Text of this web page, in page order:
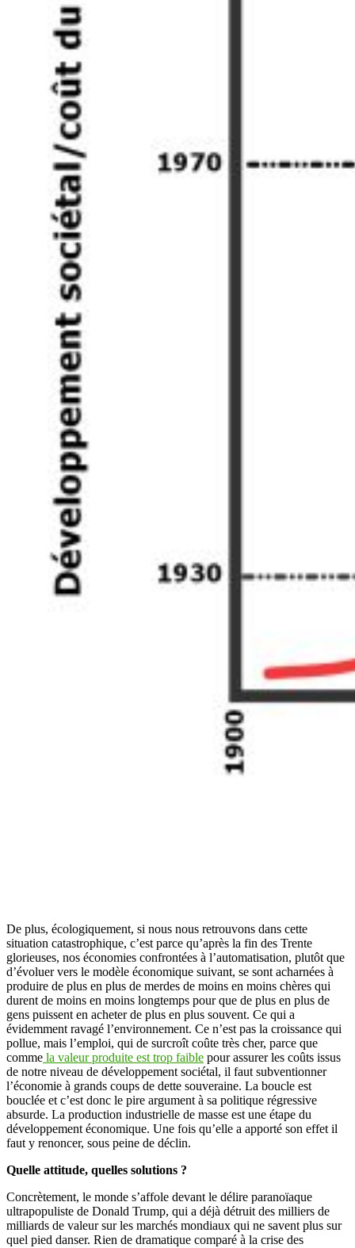
De plus, écologiquement, si nous nous retrouvons dans cette
situation catastrophique, c’est parce qu’après la fin des Trente
glorieuses, nos économies confrontées à l’automatisation, plutôt que
d’évoluer vers le modèle économique suivant, se sont acharnées à
produire de plus en plus de merdes de moins en moins chères qui
durent de moins en moins longtemps pour que de plus en plus de
gens puissent en acheter de plus en plus souvent. Ce qui a
évidemment ravagé l’environnement. Ce n’est pas la croissance qui
pollue, mais l’emploi, qui de surcroît coûte très cher, parce que
comme la valeur produite est trop faible pour assurer les coûts issus
de notre niveau de développement sociétal, il faut subventionner
l’économie à grands coups de dette souveraine. La boucle est
bouclée et c’est donc le pire argument à sa politique régressive
absurde. La production industrielle de masse est une étape du
développement économique. Une fois qu’elle a apporté son effet il
faut y renoncer, sous peine de déclin.
Quelle attitude, quelles solutions ?
Concrètement, le monde s’affole devant le délire paranoïaque
ultrapopuliste de Donald Trump, qui a déjà détruit des milliers de
milliards de valeur sur les marchés mondiaux qui ne savent plus sur
quel pied danser. Rien de dramatique comparé à la crise des